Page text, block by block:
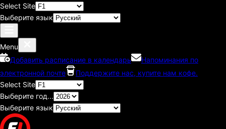
Select Site
Выберите язык
Menu
Добавить расписание в календарь
Напоминания по
электронной почте
Поддержите нас, купите нам кофе.
Select Site
Выберите год...
Выберите язык